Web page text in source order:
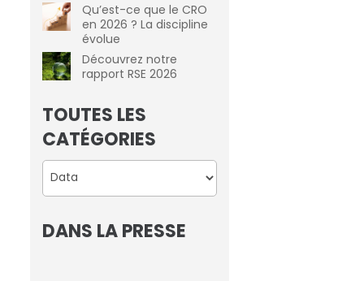
Qu’est-ce que le CRO
en 2026 ? La discipline
évolue
Découvrez notre
rapport RSE 2026
TOUTES LES
CATÉGORIES
Catégories
DANS LA PRESSE